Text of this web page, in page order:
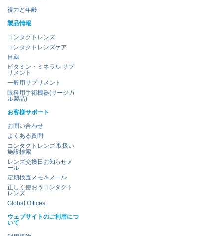
視力と年齢
製品情報
コンタクトレンズ
コンタクトレンズケア
目薬
ビタミン・ミネラル サプ
リメント
一般用サプリメント
眼科用手術機器(サージカ
ル製品)
お客様サポート
お問い合わせ
よくある質問
コンタクトレンズ 取扱い
施設検索
レンズ交換日お知らせメ
ール
定期検査メモ＆メール
正しく使おうコンタクト
レンズ
Global Offices
ウェブサイトのご利用につ
いて